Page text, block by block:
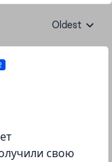
Replies
Oldest
свою